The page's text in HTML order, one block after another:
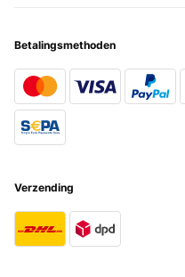
Betalingsmethoden
Verzending